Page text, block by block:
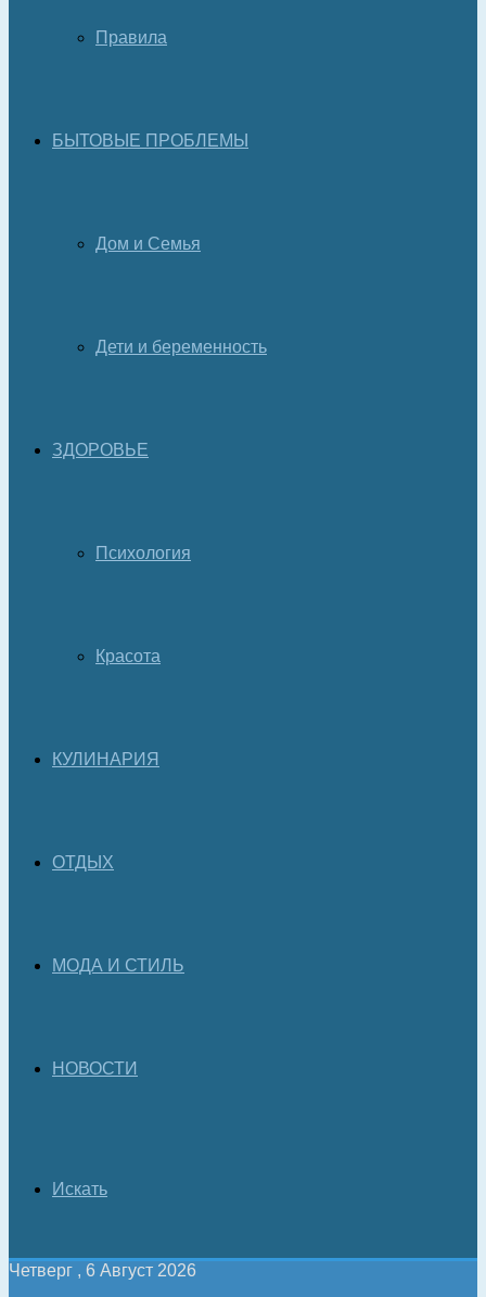
Правила
БЫТОВЫЕ ПРОБЛЕМЫ
Дом и Семья
Дети и беременность
ЗДОРОВЬЕ
Психология
Красота
КУЛИНАРИЯ
ОТДЫХ
МОДА И СТИЛЬ
НОВОСТИ
Искать
Четверг , 6 Август 2026